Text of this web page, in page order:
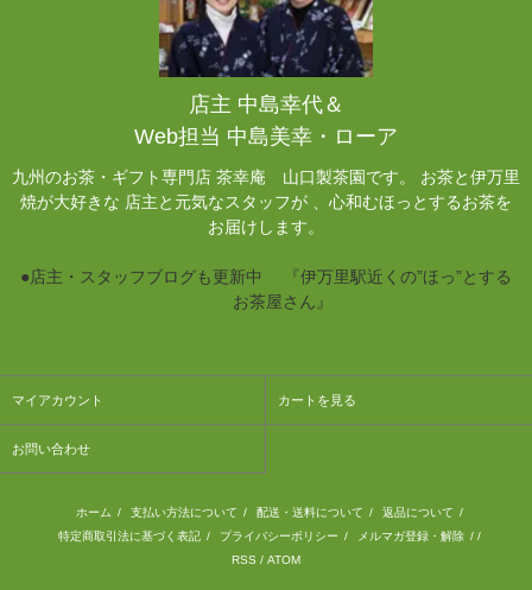
店主 中島幸代＆
Web担当 中島美幸・ローア
九州のお茶・ギフト専門店 茶幸庵 山口製茶園です。 お茶と伊万里
焼が大好きな 店主と元気なスタッフが 、心和むほっとするお茶を
お届けします。
●店主・スタッフブログも更新中 『伊万里駅近くの”ほっ”とする
お茶屋さん』
マイアカウント カートを見る
お問い合わせ
ホーム / 支払い方法について / 配送・送料について / 返品について /
特定商取引法に基づく表記 / プライバシーポリシー / メルマガ登録・解除 / /
RSS / ATOM